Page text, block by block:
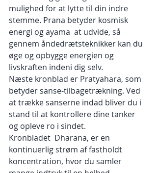
mulighed for at lytte til din indre
stemme. Prana betyder kosmisk
energi og ayama  at udvide, så
gennem åndedrætsteknikker kan du
øge og opbygge energien og
livskraften indeni dig selv.
Næste kronblad er Pratyahara, som
betyder sanse-tilbagetrækning. Ved
at trække sanserne indad bliver du i
stand til at kontrollere dine tanker
og opleve ro i sindet.
Kronbladet  Dharana, er en
kontinuerlig strøm af fastholdt
koncentration, hvor du samler